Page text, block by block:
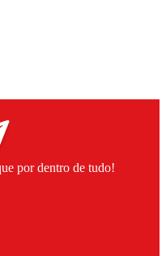
por dentro de tudo!